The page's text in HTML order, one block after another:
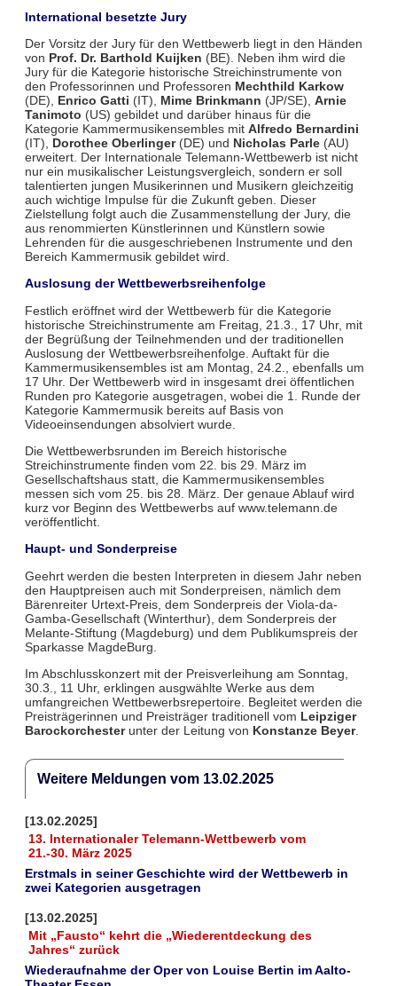
International besetzte Jury
Der Vorsitz der Jury für den Wettbewerb liegt in den Händen
von Prof. Dr. Barthold Kuijken (BE). Neben ihm wird die
Jury für die Kategorie historische Streichinstrumente von
den Professorinnen und Professoren Mechthild Karkow
(DE), Enrico Gatti (IT), Mime Brinkmann (JP/SE), Arnie
Tanimoto (US) gebildet und darüber hinaus für die
Kategorie Kammermusikensembles mit Alfredo Bernardini
(IT), Dorothee Oberlinger(DE) und Nicholas Parle(AU)
erweitert. Der Internationale Telemann-Wettbewerb ist nicht
nur ein musikalischer Leistungsvergleich, sondern er soll
talentierten jungen Musikerinnen und Musikern gleichzeitig
auch wichtige Impulse für die Zukunft geben. Dieser
Zielstellung folgt auch die Zusammenstellung der Jury, die
aus renommierten Künstlerinnen und Künstlern sowie
Lehrenden für die ausgeschriebenen Instrumente und den
Bereich Kammermusik gebildet wird.
Auslosung der Wettbewerbsreihenfolge
Festlich eröffnet wird der Wettbewerb für die Kategorie
historische Streichinstrumente am Freitag, 21.3., 17 Uhr, mit
der Begrüßung der Teilnehmenden und der traditionellen
Auslosung der Wettbewerbsreihenfolge. Auftakt für die
Kammermusikensembles ist am Montag, 24.2., ebenfalls um
17 Uhr. Der Wettbewerb wird in insgesamt drei öffentlichen
Runden pro Kategorie ausgetragen, wobei die 1. Runde der
Kategorie Kammermusik bereits auf Basis von
Videoeinsendungen absolviert wurde.
Die Wettbewerbsrunden im Bereich historische
Streichinstrumente finden vom 22. bis 29. März im
Gesellschaftshaus statt, die Kammermusikensembles
messen sich vom 25. bis 28. März. Der genaue Ablauf wird
kurz vor Beginn des Wettbewerbs auf www.telemann.de
veröffentlicht.
Haupt- und Sonderpreise
Geehrt werden die besten Interpreten in diesem Jahr neben
den Hauptpreisen auch mit Sonderpreisen, nämlich dem
Bärenreiter Urtext-Preis, dem Sonderpreis der Viola-da-
Gamba-Gesellschaft (Winterthur), dem Sonderpreis der
Melante-Stiftung (Magdeburg) und dem Publikumspreis der
Sparkasse MagdeBurg.
Im Abschlusskonzert mit der Preisverleihung am Sonntag,
30.3., 11 Uhr, erklingen ausgwählte Werke aus dem
umfangreichen Wettbewerbsrepertoire. Begleitet werden die
Preisträgerinnen und Preisträger traditionell vom Leipziger
Barockorchesterunter der Leitung von Konstanze Beyer.
Weitere Meldungen vom 13.02.2025
[13.02.2025]
13. Internationaler Telemann-Wettbewerb vom
21.-30. März 2025
Erstmals in seiner Geschichte wird der Wettbewerb in
zwei Kategorien ausgetragen
[13.02.2025]
Mit „Fausto“ kehrt die „Wiederentdeckung des
Jahres“ zurück
Wiederaufnahme der Oper von Louise Bertin im Aalto-